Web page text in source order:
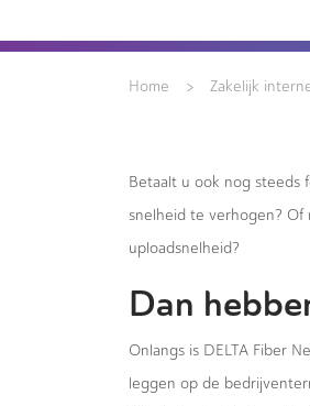
Home > Zakelijk
Betaalt u ook nog steeds
snelheid te verhogen? Of
uploadsnelheid?
Dan
Onlangs is DELTA Fiber
leggen op de